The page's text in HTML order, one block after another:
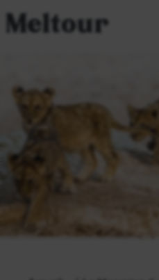
Meltour